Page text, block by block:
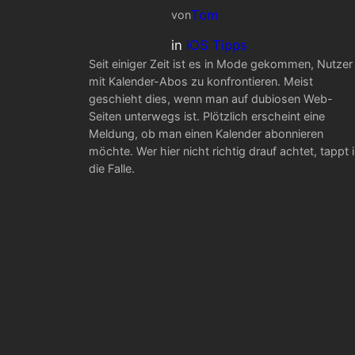
vonTom
in iOS Tipps
Seit einiger Zeit ist es in Mode gekommen, Nutzer
mit Kalender-Abos zu konfrontieren. Meist
geschieht dies, wenn man auf dubiosen Web-
Seiten unterwegs ist. Plötzlich erscheint eine
Meldung, ob man einen Kalender abonnieren
möchte. Wer hier nicht richtig drauf achtet, tappt
die Falle.